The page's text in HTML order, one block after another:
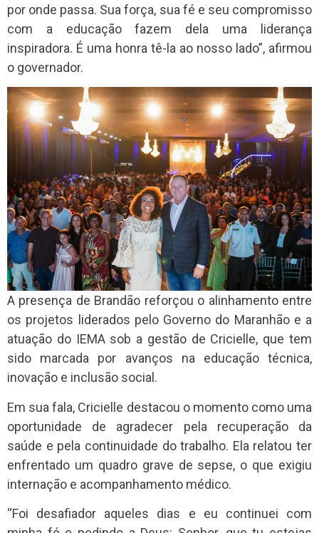
por onde passa. Sua força, sua fé e seu compromisso
com a educação fazem dela uma liderança
inspiradora. É uma honra tê-la ao nosso lado”, afirmou
o governador.
A presença de Brandão reforçou o alinhamento entre
os projetos liderados pelo Governo do Maranhão e a
atuação do IEMA sob a gestão de Cricielle, que tem
sido marcada por avanços na educação técnica,
inovação e inclusão social.
Em sua fala, Cricielle destacou o momento como uma
oportunidade de agradecer pela recuperação da
saúde e pela continuidade do trabalho. Ela relatou ter
enfrentado um quadro grave de sepse, o que exigiu
internação e acompanhamento médico.
“Foi desafiador aqueles dias e eu continuei com